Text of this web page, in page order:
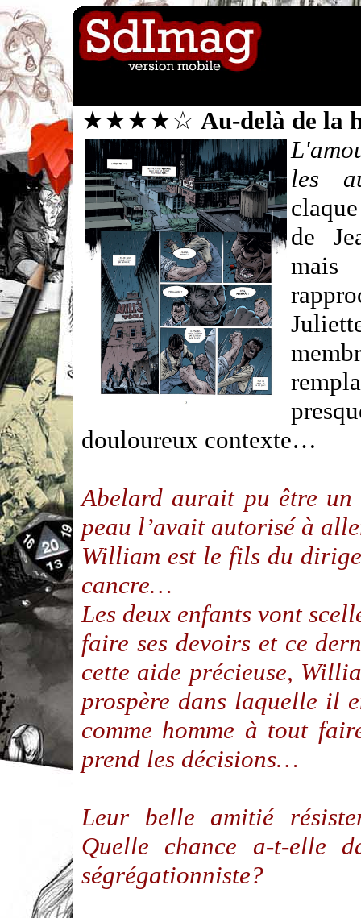
★★★★☆ Au-delà de la
les
de
douloureux contexte…
Abelard aurait pu être
peau l’avait autorisé à
William est le fils du
cancre…
Les deux enfants vont
faire ses devoirs et ce
cette aide précieuse,
prospère dans laquelle il
comme homme à tout
prend les décisions…
Leur belle amitié
Quelle chance a-t-elle
ségrégationniste?